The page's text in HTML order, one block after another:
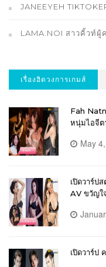
JANEEYEH
LAMA.NOI สาวคิ้วท์ผู้
เรื่องฮิตวงการเกมส์
Fah
หนุ่มไอจีต
May
เปิดวาร์ป
AV ขวัญใ
เปิดวาร์ป